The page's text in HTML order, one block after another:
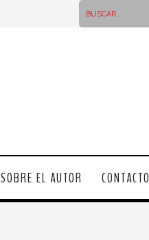
SOBRE EL AUTOR CONTACTO